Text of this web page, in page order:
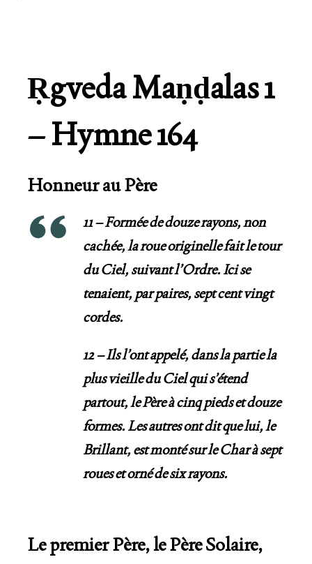
ṚgvedaMaṇḍalas1
– Hymne 164
Honneur au Père
11 – Formée de douze rayons, non
cachée, la roue originelle fait le tour
du Ciel, suivant l’Ordre. Ici se
tenaient, par paires, sept cent vingt
cordes.
12 – Ils l’ont appelé, dans la partie la
plus vieille du Ciel qui s’étend
partout, le Père à cinq pieds et douze
formes. Les autres ont dit que lui, le
Brillant, est monté sur le Char à sept
roues et orné desix rayons.
Le premier Père, le Père Solaire,